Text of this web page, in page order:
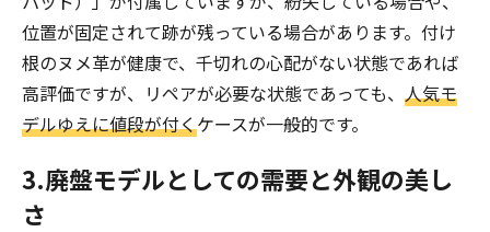
位置が固定されて跡が残っている場合があります。付け
根のヌメ革が健康で、千切れの心配がない状態であれば
高評価ですが、リペアが必要な状態であっても、 人気モ
デルゆえに値段が付くケースが一般的です。
3.廃盤モデルとしての需要と外観の美し
さ